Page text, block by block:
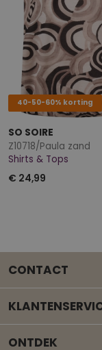
40-50-60% korting
SO SOIRE
Z10718/Paula zand
Shirts & Tops
€ 24,99
CONTACT
ONTDEK